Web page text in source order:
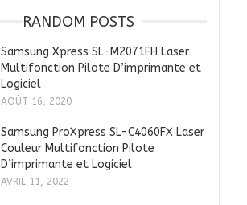
RANDOM POSTS
Samsung Xpress SL-M2071FH Laser
Multifonction Pilote D’imprimante et
Logiciel
AOÛT 16, 2020
Samsung ProXpress SL-C4060FX Laser
Couleur Multifonction Pilote
D’imprimante et Logiciel
AVRIL 11, 2022